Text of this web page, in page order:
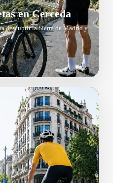
en Cerceda
descubrir la Sierra de Madrid y